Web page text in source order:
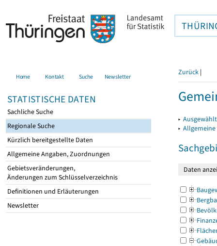
Home Kontakt Suche Newsletter
STATISTISCHE DATEN
Sachliche Suche
Regionale Suche
Kürzlich bereitgestellte Daten
Allgemeine Angaben, Zuordnungen
Gebietsveränderungen,
Änderungen zum Schlüsselverzeichnis
Definitionen und Erläuterungen
Newsletter
Zurück |
▸
▸